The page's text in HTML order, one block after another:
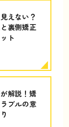
えない？
裏側矯正
ト
解説！矯
ブルの意